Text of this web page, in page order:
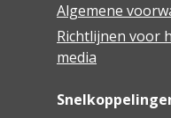
Algemene
Richtlijnen voor
media